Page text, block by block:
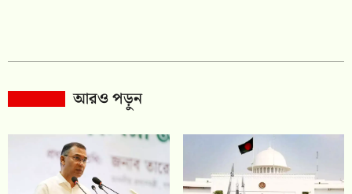
আরও পড়ুন